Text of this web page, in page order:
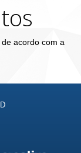
acordo com a